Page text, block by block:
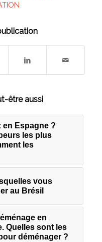
être aussi
en Espagne ?
les plus
les
vous
au Brésil
en
Quelles sont les
déménager ?